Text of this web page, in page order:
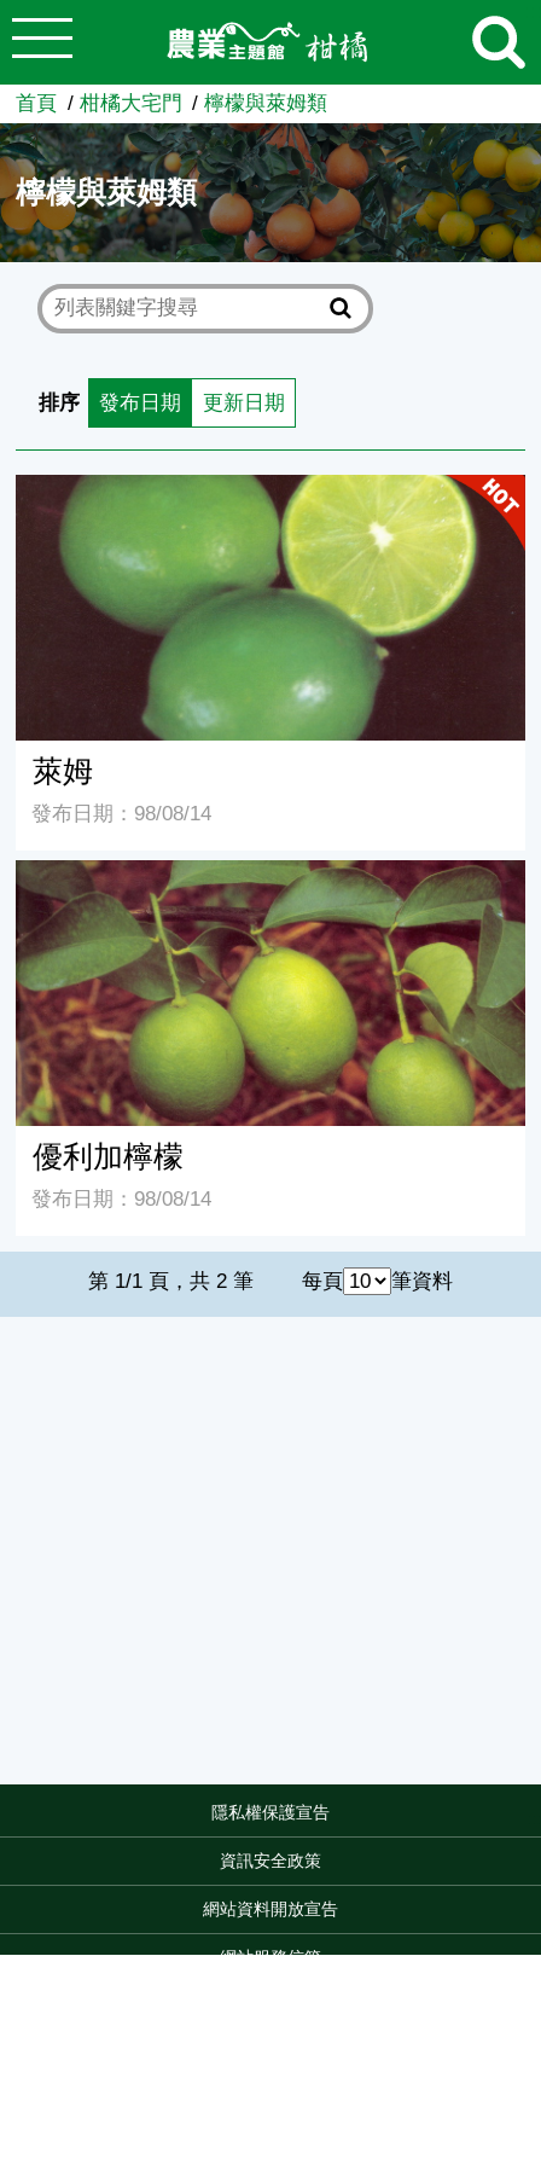
跳到主要內容
農業知識入口網
首頁 柑橘大宅門 檸檬與萊姆類
檸檬與萊姆類
排序 發布日期 更新日期
萊姆
發布日期：98/08/14
優利加檸檬
優利加檸檬
發布日期：98/08/14
第 1/1 頁，共 2 筆 每頁 筆資料
隱私權保護宣告
資訊安全政策
網站資料開放宣告
網站服務信箱